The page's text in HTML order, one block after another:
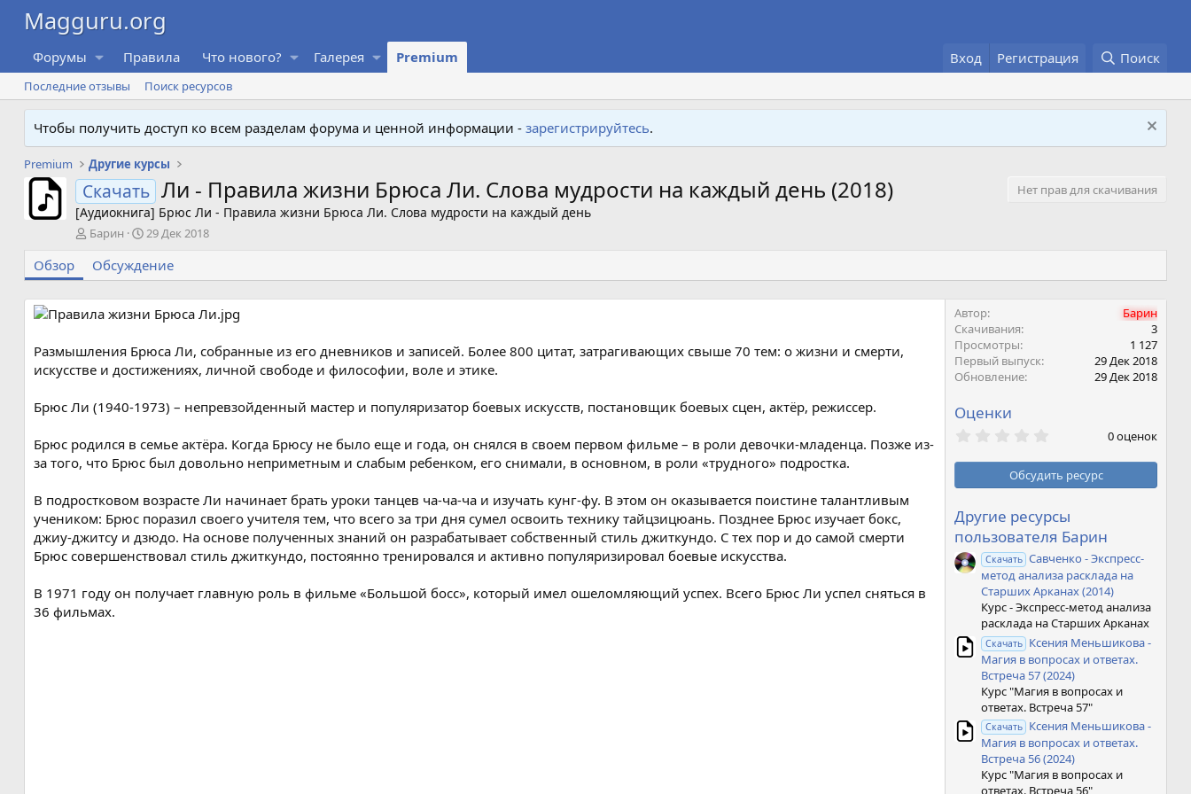
Форумы Правила Что нового? Галерея Premium Вход Регистрация Поиск
Последние отзывы Поиск ресурсов
Чтобы получить доступ ко всем разделам форума и ценной информации - зарегистрируйтесь.
Premium Другие курсы
Скачать Ли - Правила жизни Брюса Ли. Слова мудрости на каждый день (2018) Нет прав для скачивания
[Аудиокнига] Брюс Ли - Правила жизни Брюса Ли. Слова мудрости на каждый день
А
т
о
р
Барин
Д
т
а
с
о
а
н
я
29 Дек 2018
Обзор Обсуждение
Размышления Брюса Ли, собранные из его дневников и записей. Более 800 цитат, затрагивающих свыше 70 тем: о жизни и смерти,
искусстве и достижениях, личной свободе и философии, воле и этике.
Брюс Ли (1940-1973) – непревзойденный мастер и популяризатор боевых искусств, постановщик боевых сцен, актёр, режиссер.
Брюс родился в семье актёра. Когда Брюсу не было еще и года, он снялся в своем первом фильме – в роли девочки-младенца. Позже из-
за того, что Брюс был довольно неприметным и слабым ребенком, его снимали, в основном, в роли «трудного» подростка.
В подростковом возрасте Ли начинает брать уроки танцев ча-ча-ча и изучать кунг-фу. В этом он оказывается поистине талантливым
учеником: Брюс поразил своего учителя тем, что всего за три дня сумел освоить технику тайцзицюань. Позднее Брюс изучает бокс,
джиу-джитсу и дзюдо. На основе полученных знаний он разрабатывает собственный стиль джиткундо. С тех пор и до самой смерти
Брюс совершенствовал стиль джиткундо, постоянно тренировался и активно популяризировал боевые искусства.
В 1971 году он получает главную роль в фильме «Большой босс», который имел ошеломляющий успех. Всего Брюс Ли успел сняться в
36 фильмах.
Автор
Барин
Скачивания
3
Просмотры
1 127
Первый выпуск
29 Дек 2018
Обновление
29 Дек 2018
Оценки
0
0
з
ё
з
д
0 оценок
Обсудить ресурс
Другие ресурсы
пользователя Барин
Скачать Савченко - Экспресс-
метод анализа расклада на
Старших Арканах (2014)
Курс - Экспресс-метод анализа
расклада на Старших Арканах
Скачать Ксения Меньшикова -
Магия в вопросах и ответах.
Встреча 57 (2024)
Курс "Магия в вопросах и
ответах. Встреча 57"
Скачать Ксения Меньшикова -
Магия в вопросах и ответах.
Встреча 56 (2024)
Курс "Магия в вопросах и
ответах. Встреча 56"